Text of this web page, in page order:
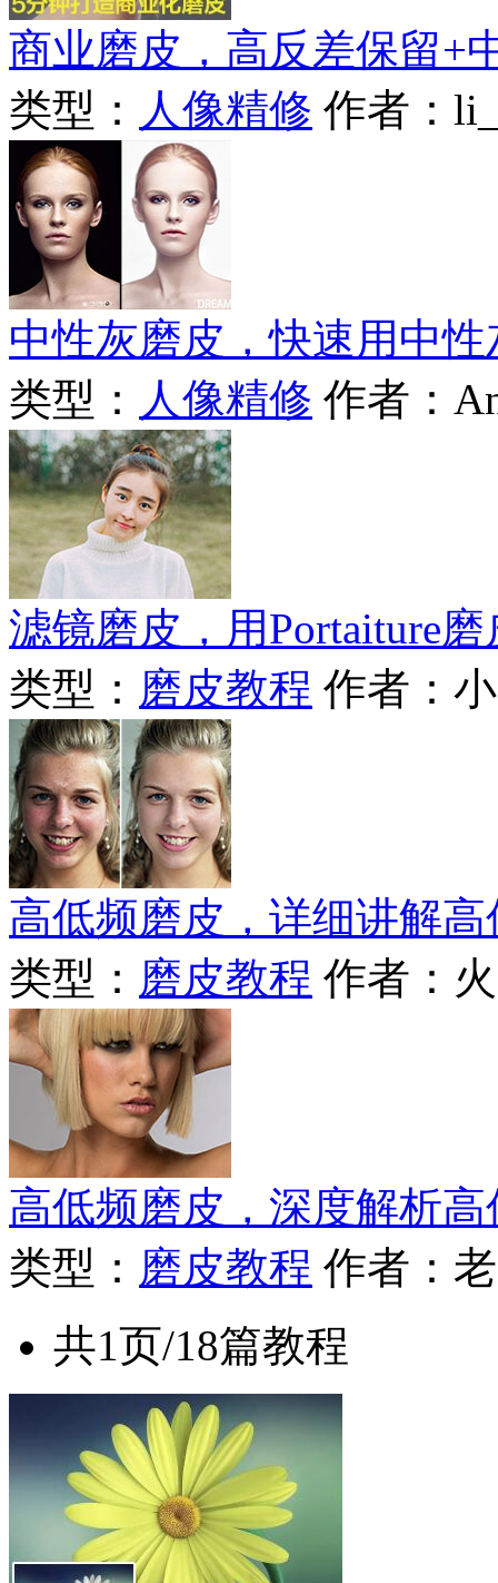
商业磨皮，高反差保留+
类型： 人像精修 作者：
中性灰磨皮，快速用中
类型： 人像精修 作者：
滤镜磨皮，用Portaiture
类型： 磨皮教程 作者：
高低频磨皮，详细讲解
类型： 磨皮教程 作者：
高低频磨皮，深度解析
类型： 磨皮教程 作者：
共1页/18篇教程